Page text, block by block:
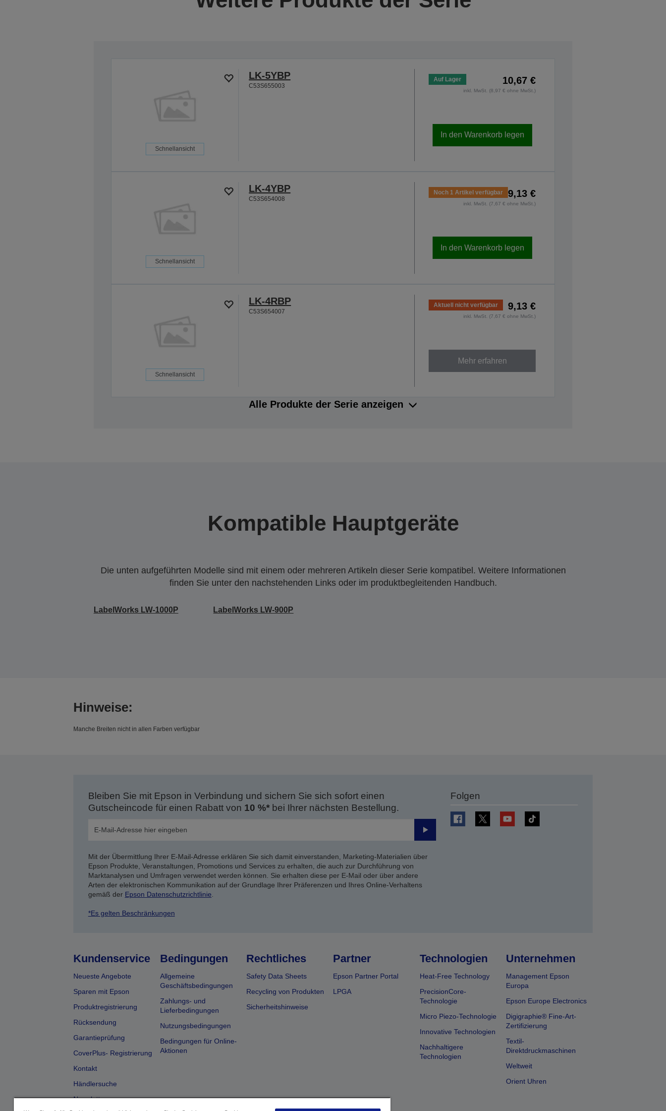
Schnellansicht
LK-5YBP
C53S655003
Auf Lager 10,67 €
inkl. MwSt. (8,97 € ohne MwSt.)
In den Warenkorb legen
Schnellansicht
LK-4YBP
C53S654008
Noch 1 Artikel verfügbar 9,13 €
inkl. MwSt. (7,67 € ohne MwSt.)
In den Warenkorb legen
Schnellansicht
LK-4RBP
C53S654007
Aktuell nicht verfügbar 9,13 €
inkl. MwSt. (7,67 € ohne MwSt.)
Mehr erfahren
Alle Produkte der Serie anzeigen
Kompatible Hauptgeräte
Die unten aufgeführten Modelle sind mit einem oder mehreren Artikeln dieser Serie kompatibel. Weitere Informationen
finden Sie unter den nachstehenden Links oder im produktbegleitenden Handbuch.
LabelWorks LW-1000P LabelWorks LW-900P
Hinweise:
Manche Breiten nicht in allen Farben verfügbar
Bleiben Sie mit Epson in Verbindung und sichern Sie sich sofort einen
Gutscheincode für einen Rabatt von 10 %*bei Ihrer nächsten Bestellung.
Senden
Mit der Übermittlung Ihrer E-Mail-Adresse erklären Sie sich damit einverstanden, Marketing-Materialien über
Epson Produkte, Veranstaltungen, Promotions und Services zu erhalten, die auch zur Durchführung von
Marktanalysen und Umfragen verwendet werden können. Sie erhalten diese per E-Mail oder über andere
Arten der elektronischen Kommunikation auf der Grundlage Ihrer Präferenzen und Ihres Online-Verhaltens
gemäß der Epson Datenschutzrichtlinie
*Es gelten Beschränkungen
Folgen
Kundenservice
Neueste Angebote
Sparen mit Epson
Produktregistrierung
Rücksendung
Garantieprüfung
CoverPlus- Registrierung
Kontakt
Händlersuche
Newsletter
Bedingungen
Allgemeine
Geschäftsbedingungen
Zahlungs- und
Lieferbedingungen
Nutzungsbedingungen
Bedingungen für Online-
Aktionen
Rechtliches
Safety Data Sheets
Recycling von Produkten
Sicherheitshinweise
Partner
Epson Partner Portal
LPGA
Technologien
Heat-Free Technology
PrecisionCore-
Technologie
Micro Piezo-Technologie
Innovative Technologien
Nachhaltigere
Technologien
Unternehmen
Management Epson
Europa
Epson Europe Electronics
Digigraphie® Fine-Art-
Zertifizierung
Textil-
Direktdruckmaschinen
Weltweit
Orient Uhren